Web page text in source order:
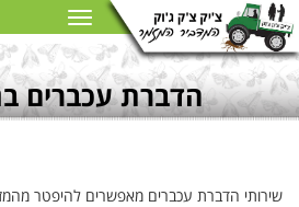
הדברת עכברים
שירותי הדברת עכברים מאפשרים להיפטר